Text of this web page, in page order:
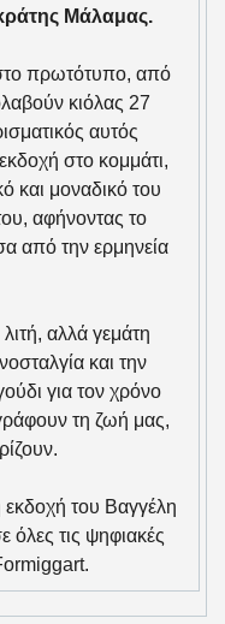
Μάλαμας.
πρωτότυπο, από
κιόλας 27
αυτός
στο κομμάτι,
και μοναδικό του
αφήνοντας το
από την ερμηνεία
αλλά γεμάτη
και την
για τον χρόνο
τη ζωή μας,
του Βαγγέλη
όλες τις ψηφιακές